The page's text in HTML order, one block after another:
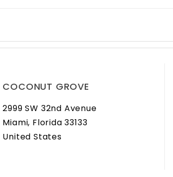
COCONUT GROVE
2999 SW 32nd Avenue
Miami, Florida 33133
United States